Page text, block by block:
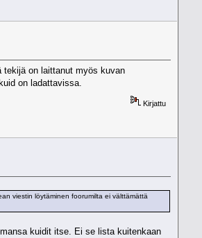
tekijä on laittanut myös kuvan
on ladattavissa.
Kirjattu
viestin löytäminen foorumilta ei välttämättä
kuidit itse. Ei se lista kuitenkaan